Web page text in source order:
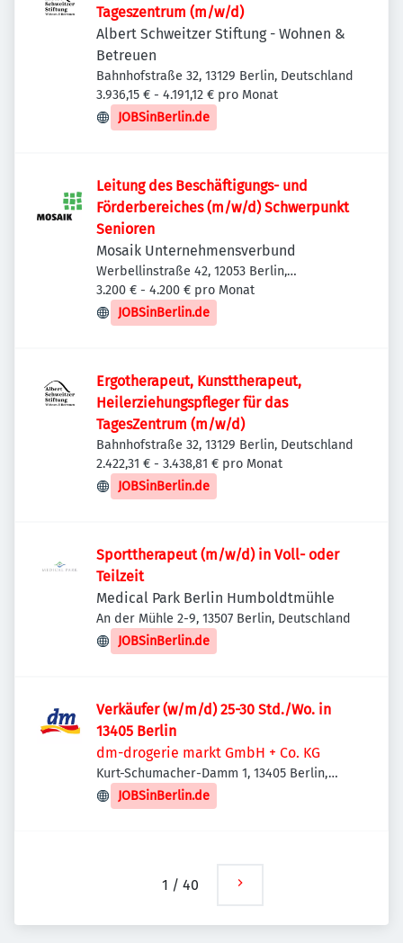
Tageszentrum (m/w/d)
Albert Schweitzer Stiftung - Wohnen &
Betreuen
Bahnhofstraße 32, 13129 Berlin, Deutschland
3.936,15 € - 4.191,12 € pro Monat
JOBSinBerlin.de
Leitung des Beschäftigungs- und
Förderbereiches (m/w/d) Schwerpunkt
Senioren
Mosaik Unternehmensverbund
Werbellinstraße 42, 12053 Berlin,
Deutschland
3.200 € - 4.200 € pro Monat
JOBSinBerlin.de
Ergotherapeut, Kunsttherapeut,
Heilerziehungspfleger für das
TagesZentrum (m/w/d)
Bahnhofstraße 32, 13129 Berlin, Deutschland
2.422,31 € - 3.438,81 € pro Monat
JOBSinBerlin.de
Sporttherapeut (m/w/d) in Voll- oder
Teilzeit
Medical Park Berlin Humboldtmühle
An der Mühle 2-9, 13507 Berlin, Deutschland
JOBSinBerlin.de
Verkäufer (w/m/d) 25-30 Std./Wo. in
13405 Berlin
dm-drogerie markt GmbH + Co. KG
Kurt-Schumacher-Damm 1, 13405 Berlin,
Deutschland
JOBSinBerlin.de
1 / 40